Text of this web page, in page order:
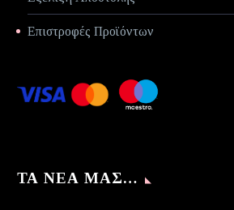
Επιστροφές Προϊόντων
ΤΑ ΝΈΑ ΜΑΣ…